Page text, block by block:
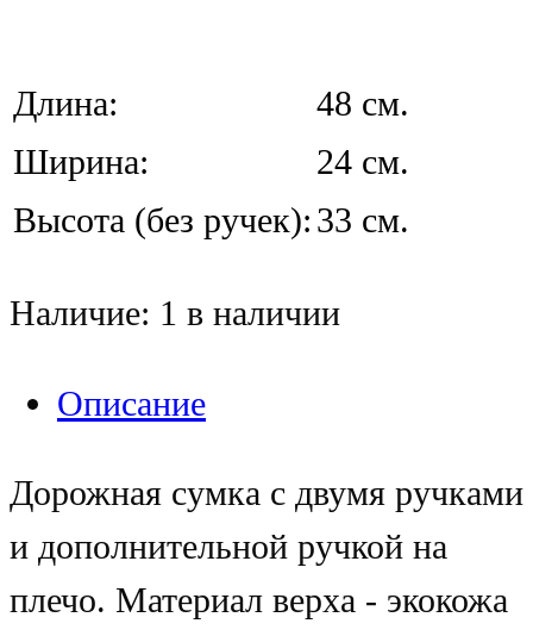
Длина:
48 см.
Ширина:
24 см.
Высота (без ручек): 33 см.
Наличие: 1 в наличии
Описание
Дорожная сумка с двумя ручками
и дополнительной ручкой на
плечо. Материал верха - экокожа